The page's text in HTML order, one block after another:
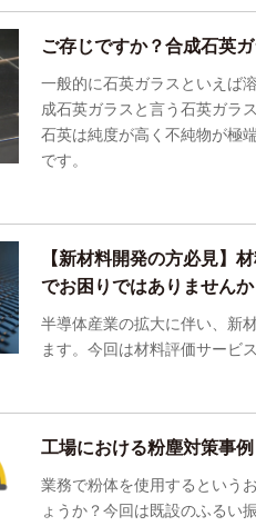
ご存じですか？合成石英
一般的に石英ガラスといえば
成石英ガラスと言う石英ガラ
石英は純度が高く不純物が極
です。
【新材料開発の方必見】
でお困りではありませんか
半導体産業の拡大に伴い、新
ます。今回は材料評価サービ
工場における粉塵対策事
業務で粉体を使用するという
ょうか？今回は既設のふるい